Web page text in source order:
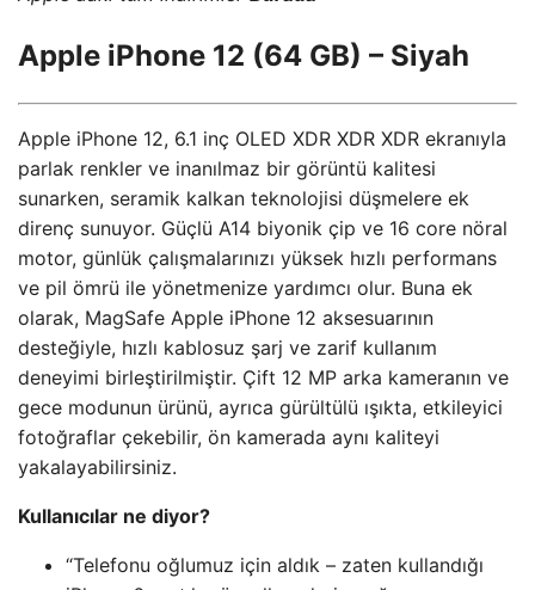
Apple iPhone 12 (64 GB) – Siyah
Apple iPhone 12, 6.1 inç OLED XDR XDR XDR ekranıyla
parlak renkler ve inanılmaz bir görüntü kalitesi
sunarken, seramik kalkan teknolojisi düşmelere ek
direnç sunuyor. Güçlü A14 biyonik çip ve 16 core nöral
motor, günlük çalışmalarınızı yüksek hızlı performans
ve pil ömrü ile yönetmenize yardımcı olur. Buna ek
olarak, MagSafe Apple iPhone 12 aksesuarının
desteğiyle, hızlı kablosuz şarj ve zarif kullanım
deneyimi birleştirilmiştir. Çift 12 MP arka kameranın ve
gece modunun ürünü, ayrıca gürültülü ışıkta, etkileyici
fotoğraflar çekebilir, ön kamerada aynı kaliteyi
yakalayabilirsiniz.
Kullanıcılar ne diyor?
“Telefonu oğlumuz için aldık – zaten kullandığı